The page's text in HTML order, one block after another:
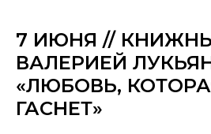
7 ИЮНЯ //
ВАЛЕРИЕЙ
«ЛЮБОВЬ,
ГАСНЕТ»